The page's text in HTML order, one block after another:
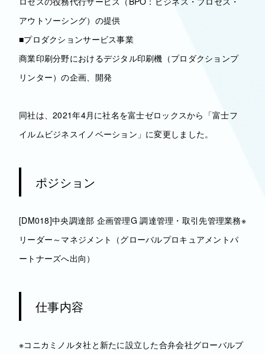
アウトソーシング）の提供
■プロダクションサービス事業
商業印刷分野におけるデジタル印刷機（プロダクションプ
リンター）の企画、開発
同社は、2021年4月に社名を富士ゼロックスから「富士フ
イルムビジネスイノベーション」に変更しました。
ポジション
[DM018]中央調達部 企画管理G 調達管理・取引先管理業務※
リーダー～マネジメント（グローバルプロキュアメントパ
ートナーズへ出向）
仕事内容
※コニカミノルタ社と新たに設立した合弁会社グローバルプ